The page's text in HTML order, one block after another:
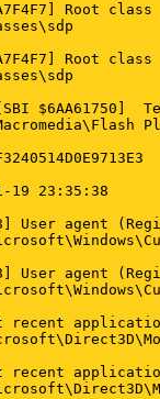
Root
Root
[SBI
19 23:35:38
User agent
User agent
recent
recent